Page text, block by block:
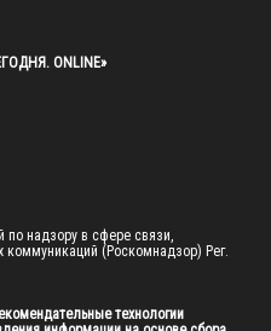
ONLINE»
по надзору в сфере связи,
(Роскомнадзор) Рег.
технологии